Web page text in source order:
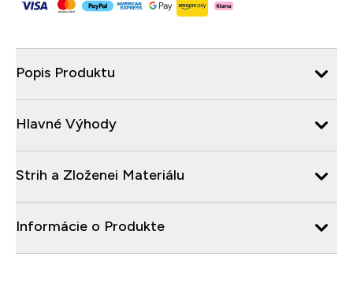
Popis Produktu
Hlavné Výhody
Strih a Zloženei Materiálu
Informácie o Produkte